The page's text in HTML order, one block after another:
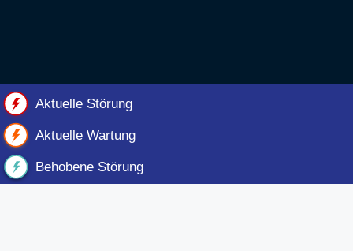
Aktuelle Störung
Aktuelle Wartung
Behobene Störung